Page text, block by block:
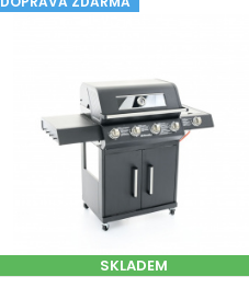
SKLADEM